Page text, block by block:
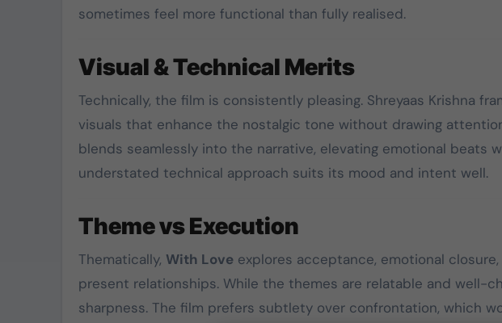
sometimes feel more functional than fully realised.
Visual & Technical Merits
Technically, the film is consistently pleasing. Shreyaas Krishna
visuals that enhance the nostalgic tone without drawing
blends seamlessly into the narrative, elevating emotional beats
understated technical approach suits its mood and intent well.
Theme vs Execution
Thematically, With Loveexplores acceptance, emotional
present relationships. While the themes are relatable and well-
sharpness. The film prefers subtlety over confrontation, which